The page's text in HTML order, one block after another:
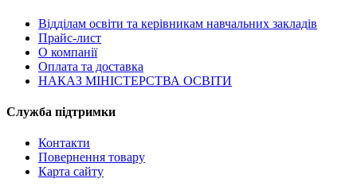
Відділам освіти та керівникам навчальних закладів
Прайс-лист
О компанії
Оплата та доставка
НАКАЗ МІНІСТЕРСТВА ОСВІТИ
Служба підтримки
Контакти
Повернення товару
Карта сайту